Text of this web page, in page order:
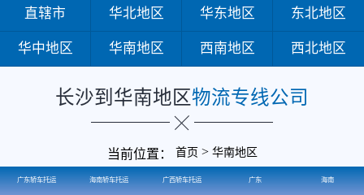
华南地区
西南地区
西北地区
直辖市 华北地区 华东地区 东北地区
华中地区 华南地区 西南地区 西北地区
长沙到华南地区物流专线公司
当前位置： 首页 > 华南地区
广东轿车托运 海南轿车托运 广西轿车托运 广东 海南